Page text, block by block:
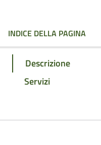
INDICE DELLA PAGINA
Descrizione
Servizi